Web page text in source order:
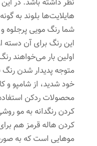
نظر داشته باشد. در
هایلایت‌ها بلوند به
شما رنگ مویی پرجلوه
این رنگ برای آن
اولین بار می‌خواهند
متوجه پدیدار شدن
خود شدید، از شامپو و
محصولات ردکن
کردن رنگدانه به مو
کردن هاله قرمز هم
موهایی است که به